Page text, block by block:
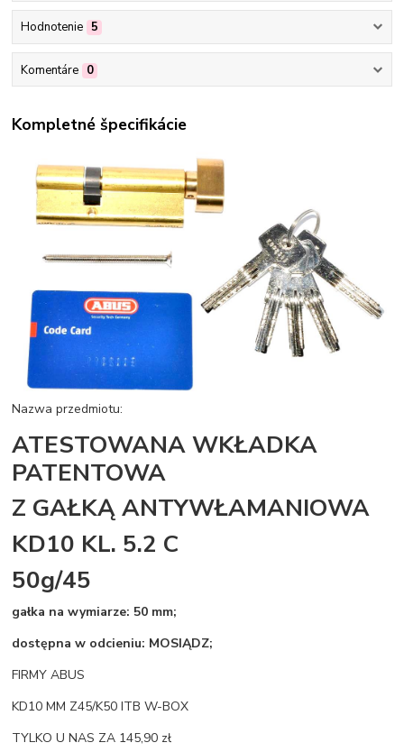
Hodnotenie 5
Komentáre 0
Kompletné špecifikácie
Nazwa przedmiotu:
ATESTOWANA WKŁADKA
PATENTOWA
Z GAŁKĄ ANTYWŁAMANIOWA
KD10 KL. 5.2 C
50g/45
gałka na wymiarze: 50 mm;
dostępna w odcieniu: MOSIĄDZ;
FIRMY ABUS
KD10 MM Z45/K50 ITB W-BOX
TYLKO U NAS ZA 145,90 zł